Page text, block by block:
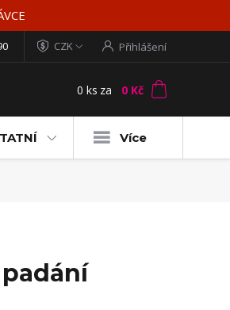
CZK Přihlášení
0 ks za 0 Kč
Více